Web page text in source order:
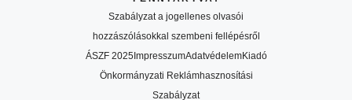
Szabályzat a jogellenes olvasói
hozzászólásokkal szembeni fellépésről
ÁSZF 2025ImpresszumAdatvédelemKiadó
Önkormányzati Reklámhasznosítási
Szabályzat